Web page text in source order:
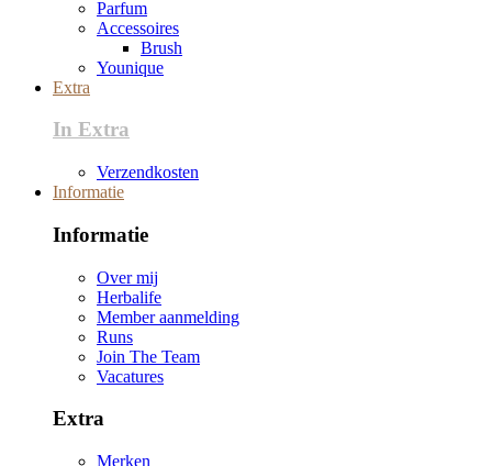
Parfum
Accessoires
Brush
Younique
Extra
In Extra
Verzendkosten
Informatie
Informatie
Over mij
Herbalife
Member aanmelding
Runs
Join The Team
Vacatures
Extra
Merken